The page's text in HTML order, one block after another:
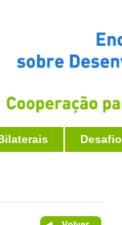
Desafio